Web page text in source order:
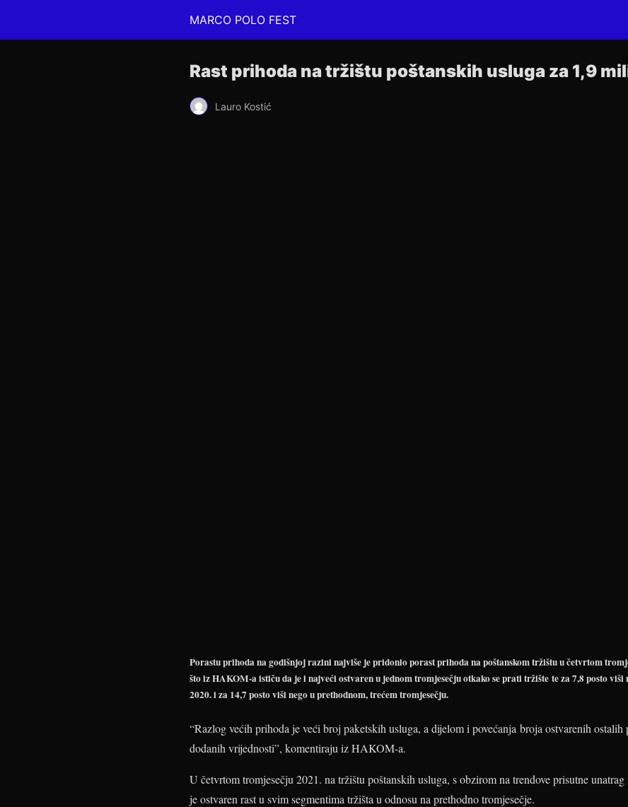
MARCO POLO FEST
Rast prihoda na tržištu poštanskih usluga za 1,9
Lauro Kostić
Porastu prihoda na godišnjoj razini najviše je pridonio porast prihoda na poštanskom tržištu u četvrtom
što iz HAKOM-a ističu da je i najveći ostvaren u jednom tromjesečju otkako se prati tržište te za 7,8 posto
2020. i za 14,7 posto viši nego u prethodnom, trećem tromjesečju.
“Razlog većih prihoda je veći broj paketskih usluga, a dijelom i povećanja broja ostvarenih ostalih
dodanih vrijednosti”, komentiraju iz HAKOM-a.
U četvrtom tromjesečju 2021. na tržištu poštanskih usluga, s obzirom na trendove prisutne
je ostvaren rast u svim segmentima tržišta u odnosu na prethodno tromjesečje.